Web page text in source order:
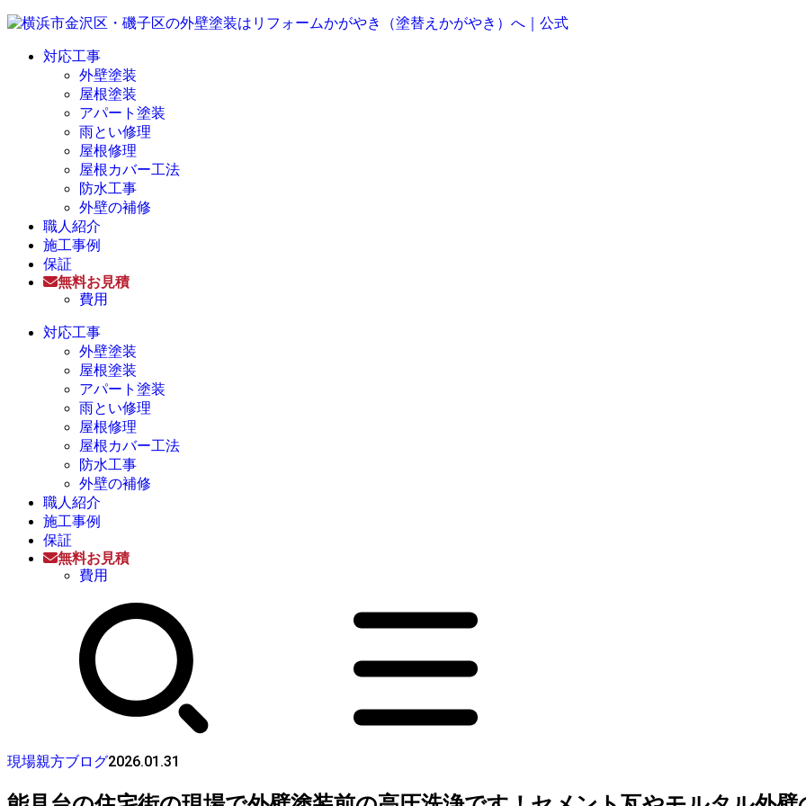
対応工事
外壁塗装
屋根塗装
アパート塗装
雨とい修理
屋根修理
屋根カバー工法
防水工事
外壁の補修
職人紹介
施工事例
保証
無料お見積
費用
対応工事
外壁塗装
屋根塗装
アパート塗装
雨とい修理
屋根修理
屋根カバー工法
防水工事
外壁の補修
職人紹介
施工事例
保証
無料お見積
費用
現場親方ブログ2026.01.31